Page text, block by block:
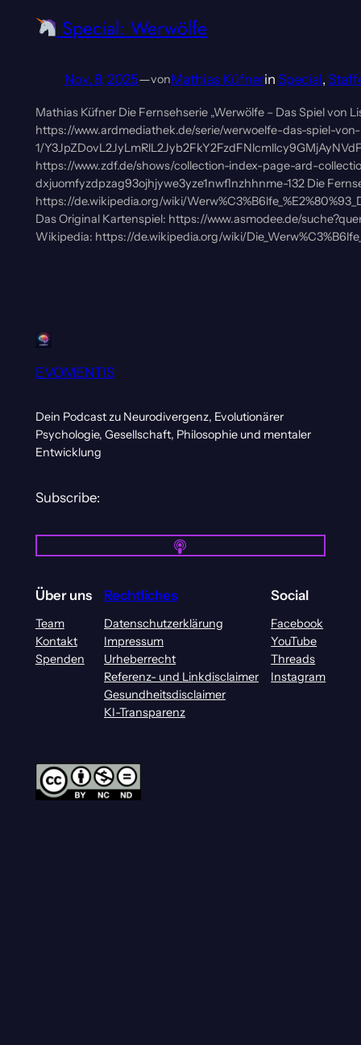
Special: Werwölfe
Nov. 8, 2025—vonMathias Küfnerin Special,
Mathias Küfner Die Fernsehserie „Werwölfe – Das Spiel von
https://www.ardmediathek.de/serie/werwoelfe-das-spiel-
1/
https://www.zdf.de/shows/collection-index-page-ard-
dxjuomfyzdpzag93ojhjywe3yze1nwflnzhhnme-132 Die
https://de.wikipedia.org/wiki/
Das Original Kartenspiel: https://www.asmodee.de/
Wikipedia: https://de.wikipedia.org/wiki/
EVOMENTIS
Dein Podcast zu Neurodivergenz, Evolutionärer
Psychologie, Gesellschaft, Philosophie und mentaler
Entwicklung
Subscribe:
Über uns
Team
Kontakt
Spenden
Rechtliches
Datenschutzerklärung
Impressum
Urheberrecht
Referenz- und Linkdisclaimer
Gesundheitsdisclaimer
KI-Transparenz
Social
Facebook
YouTube
Threads
Instagram